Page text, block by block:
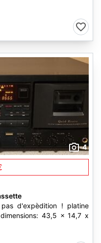
4
d'expèdition ! platine
43,5 x 14,7 x